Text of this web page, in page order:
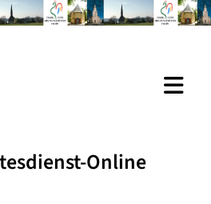
Online